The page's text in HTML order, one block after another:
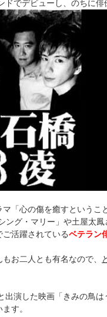
でデビューし、のちに俳
「心の傷を癒すというこ
ング・マリー」や土屋太
活躍されているベテラン
お二人とも有名なので、
演した映画「きみの鳥は
す。